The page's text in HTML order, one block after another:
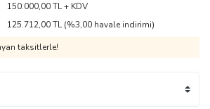
150.000,00 TL + KDV
125.712,00 TL (%3,00 havale indirimi)
taksitlerle!